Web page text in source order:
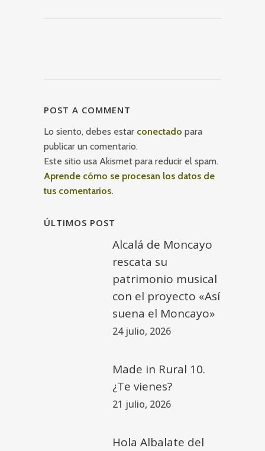
POST A COMMENT
Lo siento, debes estar conectado para
publicar un comentario.
Este sitio usa Akismet para reducir el spam.
Aprende cómo se procesan los datos de
tus comentarios.
ÚLTIMOS POST
Alcalá de Moncayo
rescata su
patrimonio musical
con el proyecto «Así
suena el Moncayo»
24 julio, 2026
Made in Rural 10.
¿Te vienes?
21 julio, 2026
Hola Albalate del